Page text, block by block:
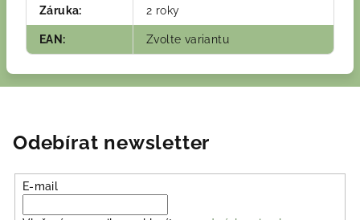
Záruka: 2 roky
EAN : Zvolte variantu
Odebírat newsletter
E-mail